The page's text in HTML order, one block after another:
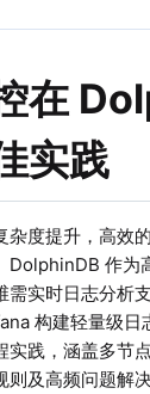
在
实践
杂度提升，高效
DolphinDB 作为
实时日志分析
构建轻量级日
实践，涵盖多节
则及高频问题解